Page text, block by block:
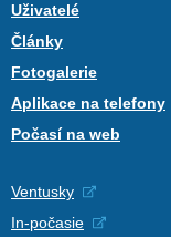
Uživatelé
Články
Fotogalerie
Aplikace na telefony
Počasí na web
Ventusky
In-počasie